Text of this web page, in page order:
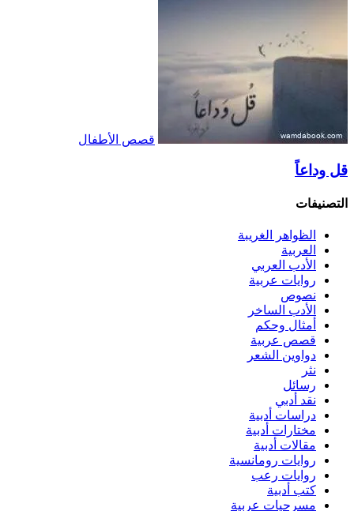
قصص الأطفال
قل وداعاً
التصنيفات
الظواهر الغريبة‏
العربية
الأدب العربي
روايات عربية
نصوص
الأدب الساخر
أمثال وحكم
قصص عربية
دواوين الشعر
نثر
رسائل
نقد أدبي
دراسات أدبية
مختارات أدبية
مقالات أدبية
روايات رومانسية
روايات رعب
كتب أدبية
مسرحيات عربية